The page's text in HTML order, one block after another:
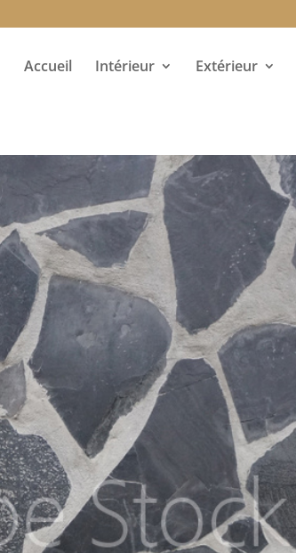
Accueil Intérieur Extérieur